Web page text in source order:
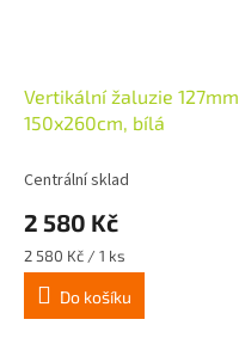
Vertikální žaluzie 127mm
150x260cm, bílá
Centrální sklad
2 580 Kč
Měrná
cena:
2 580 Kč / 1 ks
Do košíku